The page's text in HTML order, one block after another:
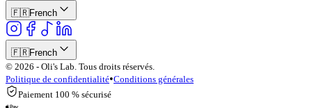
🇫🇷French
🇫🇷French
© 2026 - Oli's Lab. Tous droits réservés.
Politique de confidentialité•Conditions générales
Paiement 100 % sécurisé